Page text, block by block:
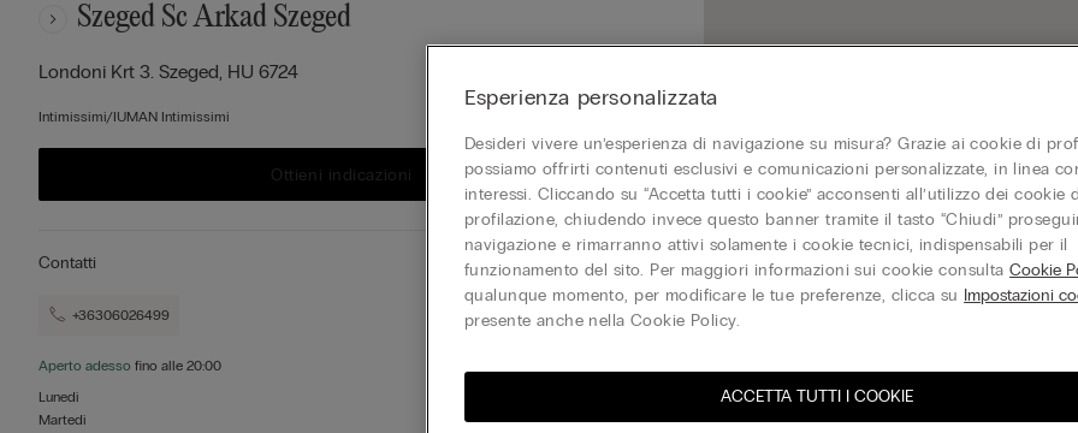
Szeged Sc Arkad Szeged
Londoni Krt 3. Szeged, HU 6724
Intimissimi/IUMAN Intimissimi
Ottieni indicazioni
Contatti
+36306026499
Aperto adesso fino alle 20:00
Lunedì
Martedì
09:00-20:00
Esperienza personalizzata
Desideri vivere un’esperienza di navigazione su misura? Grazie ai cookie di
possiamo offrirti contenuti esclusivi e comunicazioni personalizzate, in linea
interessi. Cliccando su “Accetta tutti i cookie” acconsenti all’utilizzo dei cookie
profilazione, chiudendo invece questo banner tramite il tasto “Chiudi”
navigazione e rimarranno attivi solamente i cookie tecnici, indispensabili per il
funzionamento del sito. Per maggiori informazioni sui cookie consultaCookie
qualunque momento, per modificare le tue preferenze, clicca su Impostazioni
presente anche nella Cookie Policy.
ACCETTA TUTTI I COOKIE